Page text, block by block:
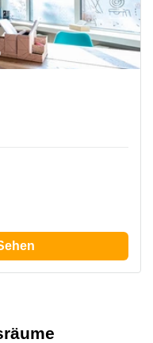
City